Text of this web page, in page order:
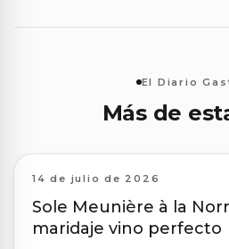
El Diario
Más de
14 de julio de 2026
Sole Meunière à la
maridaje vino perfecto